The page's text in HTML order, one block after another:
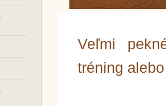
Veľmi
tréning